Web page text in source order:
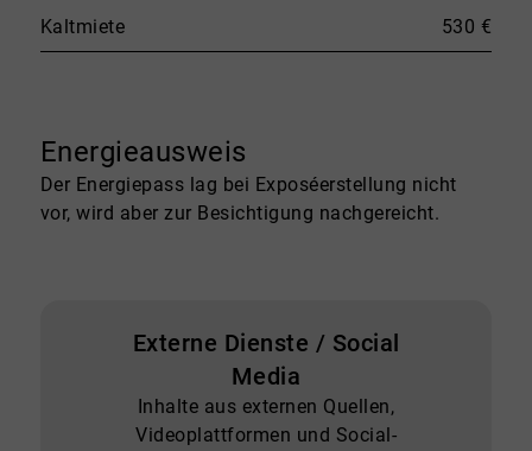
Kaltmiete 530 €
Energieausweis
Der Energiepass lag bei Exposéerstellung nicht
vor, wird aber zur Besichtigung nachgereicht.
Externe Dienste / Social
Media
Inhalte aus externen Quellen,
Videoplattformen und Social-